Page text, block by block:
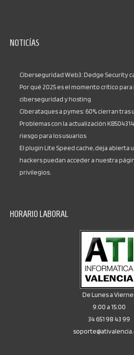
NOTICÍAS
Ciberseguridad Web3: Dedge Security
Por qué 2025 es el momento crítico
ciberseguridad y hosting
Ciberataques a pymes: 60% cierran tras
Problemas con la actualización
riesgo para los usuarios
El plugin Lite Speed cache, deja abierta
hackers puedan acceder a nuestra
privilegios.
HORARIO LABORAL
De Lunes a
9:00 a 15:00
34 651 98 43 99